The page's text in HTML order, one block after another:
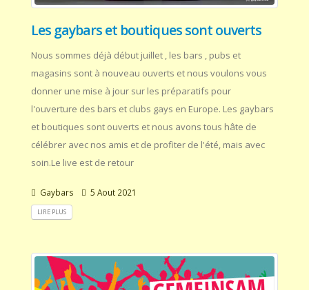
Les gaybars et boutiques sont ouverts
Nous sommes déjà début juillet , les bars , pubs et
magasins sont à nouveau ouverts et nous voulons vous
donner une mise à jour sur les préparatifs pour
l'ouverture des bars et clubs gays en Europe. Les gaybars
et boutiques sont ouverts et nous avons tous hâte de
célébrer avec nos amis et de profiter de l'été, mais avec
soin.Le live est de retour
Gaybars 5 Aout 2021
LIRE PLUS